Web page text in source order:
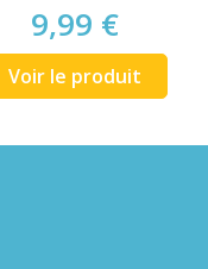
9,99 €
Voir le produit